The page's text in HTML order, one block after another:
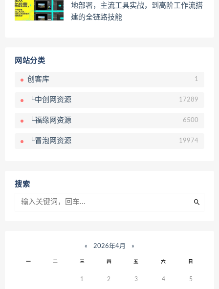
地部署，主流工具实战，到高阶工作流搭
建的全链路技能
网站分类
创客库 1
└中创网资源 17289
└福缘网资源 6500
└冒泡网资源 19974
搜索
« 2026年4月 »
一 二 三 四 五 六 日
1 2 3 4 5